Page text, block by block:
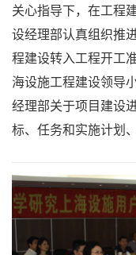
关心指导下，在工程
设经理部认真组织推
程建设转入工程开工
海设施工程建设领导
经理部关于项目建设
标、任务和实施计划